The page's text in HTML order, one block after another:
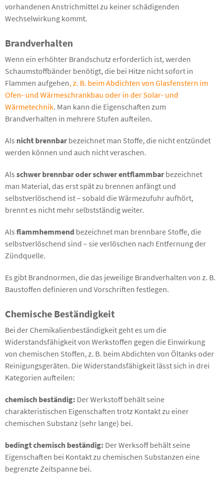
vorhandenen Anstrichmittel zu keiner schädigenden
Wechselwirkung kommt.
Brandverhalten
Wenn ein erhöhter Brandschutz erforderlich ist, werden
Schaumstoffbänder benötigt, die bei Hitze nicht sofort in
Flammen aufgehen, z. B. beim Abdichten von Glasfenstern im
Ofen- und Wärmeschrankbau oder in der Solar- und
Wärmetechnik. Man kann die Eigenschaften zum
Brandverhalten in mehrere Stufen aufteilen.
Als nicht brennbarbezeichnet man Stoffe, die nicht entzündet
werden können und auch nicht veraschen.
Als schwer brennbar oder schwer entflammbarbezeichnet
man Material, das erst spät zu brennen anfängt und
selbstverlöschend ist – sobald die Wärmezufuhr aufhört,
brennt es nicht mehr selbstständig weiter.
Als flammhemmend bezeichnet man brennbare Stoffe, die
selbstverlöschend sind – sie verlöschen nach Entfernung der
Zündquelle.
Es gibt Brandnormen, die das jeweilige Brandverhalten von z. B.
Baustoffen definieren und Vorschriften festlegen.
Chemische Beständigkeit
Bei der Chemikalienbeständigkeit geht es um die
Widerstandsfähigkeit von Werkstoffen gegen die Einwirkung
von chemischen Stoffen, z. B. beim Abdichten von Öltanks oder
Reinigungsgeräten. Die Widerstandsfähigkeit lässt sich in drei
Kategorien aufteilen:
chemisch beständig: Der Werkstoff behält seine
charakteristischen Eigenschaften trotz Kontakt zu einer
chemischen Substanz (sehr lange) bei.
bedingt chemisch beständig: Der Werksoff behält seine
Eigenschaften bei Kontakt zu chemischen Substanzen eine
begrenzte Zeitspanne bei.